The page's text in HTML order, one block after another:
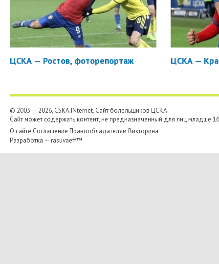
ЦСКА — Ростов, фоторепортаж ЦСКА —
© 2003 — 2026, CSKA.INternet. Cайт болельщиков ЦСКА
Сайт может содержать контент, не предназначенный для лиц младше
О сайте Соглашение Правообладателям Викторина
Разработка — rasuvaeff™